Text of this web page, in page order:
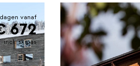
vanaf
672
incl. skipas